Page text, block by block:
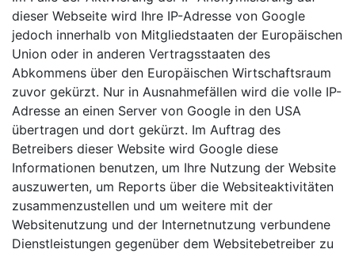
dieser Webseite wird Ihre IP-Adresse von Google
jedoch innerhalb von Mitgliedstaaten der Europäischen
Union oder in anderen Vertragsstaaten des
Abkommens über den Europäischen Wirtschaftsraum
zuvor gekürzt. Nur in Ausnahmefällen wird die volle IP-
Adresse an einen Server von Google in den USA
übertragen und dort gekürzt. Im Auftrag des
Betreibers dieser Website wird Google diese
Informationen benutzen, um Ihre Nutzung der Website
auszuwerten, um Reports über die Websiteaktivitäten
zusammenzustellen und um weitere mit der
Websitenutzung und der Internetnutzung verbundene
Dienstleistungen gegenüber dem Websitebetreiber zu